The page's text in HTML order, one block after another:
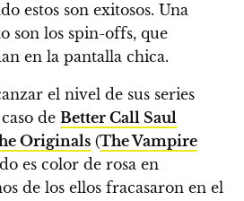
estos son exitosos. Una
son los spin-offs, que
en la pantalla chica.
el nivel de sus series
de Better Call Saul
Originals (The Vampire
es color de rosa en
de los ellos fracasaron en el